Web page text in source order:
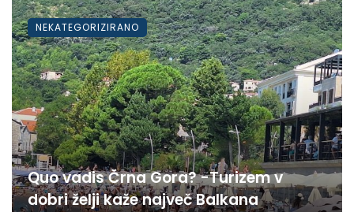
Quo vadis Črna Gora? -Turizem v
dobri želji kaže največ Balkana
NEKATEGORIZIRANO